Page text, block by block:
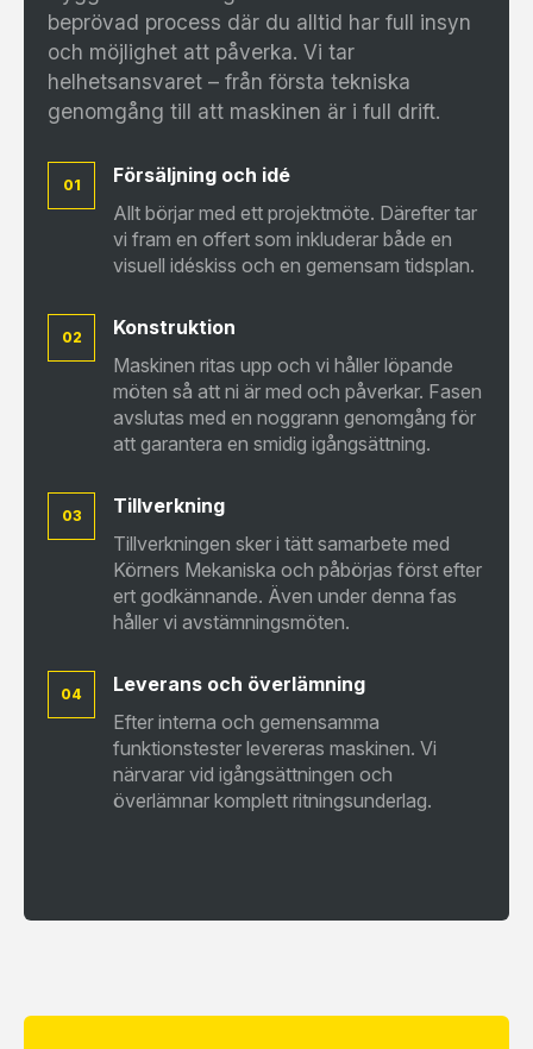
beprövad process där du alltid har full insyn
och möjlighet att påverka. Vi tar
helhetsansvaret – från första tekniska
genomgång till att maskinen är i full drift.
01
Försäljning och idé
Allt börjar med ett projektmöte. Därefter tar
vi fram en offert som inkluderar både en
visuell idéskiss och en gemensam tidsplan.
02
Konstruktion
Maskinen ritas upp och vi håller löpande
möten så att ni är med och påverkar. Fasen
avslutas med en noggrann genomgång för
att garantera en smidig igångsättning.
03
Tillverkning
Tillverkningen sker i tätt samarbete med
Körners Mekaniska och påbörjas först efter
ert godkännande. Även under denna fas
håller vi avstämningsmöten.
04
Leverans och överlämning
Efter interna och gemensamma
funktionstester levereras maskinen. Vi
närvarar vid igångsättningen och
överlämnar komplett ritningsunderlag.